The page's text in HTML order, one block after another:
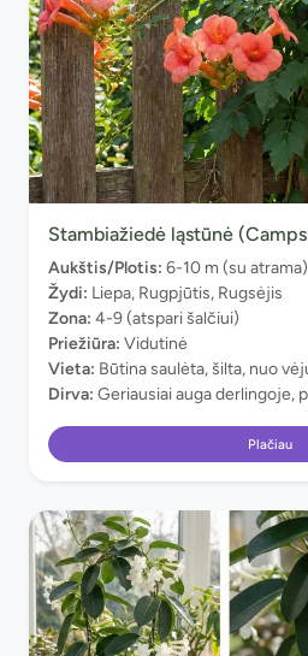
Stambiažiedė ląstūnė
Aukštis/Plotis: 6-10 m (su
Žydi: Liepa, Rugpjūtis, Rugsėjis
Zona: 4-9 (atspari šalčiui)
Priežiūra: Vidutinė
Vieta: Būtina saulėta, šilta, nuo
Dirva: Geriausiai auga derlingoje,
Plačiau